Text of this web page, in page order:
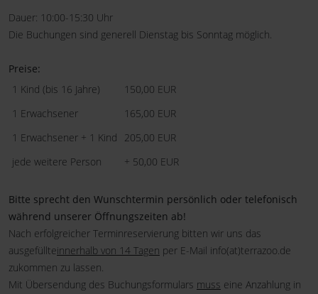
Dauer: 10:00-15:30 Uhr
Die Buchungen sind generell Dienstag bis Sonntag möglich.
Preise:
1 Kind (bis 16 Jahre)
150,00 EUR
1 Erwachsener
165,00 EUR
1 Erwachsener + 1 Kind
205,00 EUR
jede weitere Person
+ 50,00 EUR
Bitte sprecht den Wunschtermin persönlich oder telefonisch
während unserer Öffnungszeiten ab!
Nach erfolgreicher Terminreservierung bitten wir uns das
ausgefüllteinnerhalb von 14 Tagen per E-Mail info(at)terrazoo.de
zukommen zu lassen.
Mit Übersendung des Buchungsformulars muss eine Anzahlung in